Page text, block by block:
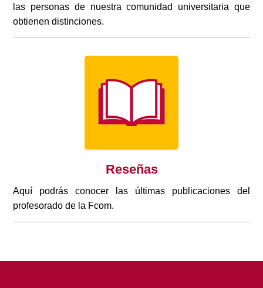
las personas de nuestra comunidad universitaria que
obtienen distinciones.
Reseñas
Aquí podrás conocer las últimas publicaciones del
profesorado de la Fcom.